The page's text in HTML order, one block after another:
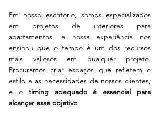
Em nosso escritório, somos especializados
em projetos de interiores para
apartamentos, e nossa experiência nos
ensinou que o tempo é um dos recursos
mais valiosos em qualquer projeto.
Procuramos criar espaços que refletem o
estilo e as necessidades de nossos clientes,
e o timing adequado é essencial para
alcançar esse objetivo.